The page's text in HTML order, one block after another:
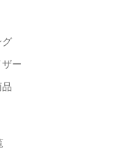
グ
ー